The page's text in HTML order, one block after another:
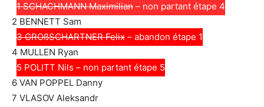
1 SCHACHMANN Maximilian – non partant étape 4
2 BENNETT Sam
3 GROßSCHARTNER Felix – abandon étape 1
4 MULLEN Ryan
5 POLITT Nils – non partant étape 5
6 VAN POPPEL Danny
7 VLASOV Aleksandr